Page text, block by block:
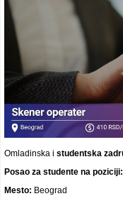
Omladinska i studentska
Posao za studente na poziciji:
Mesto: Beograd